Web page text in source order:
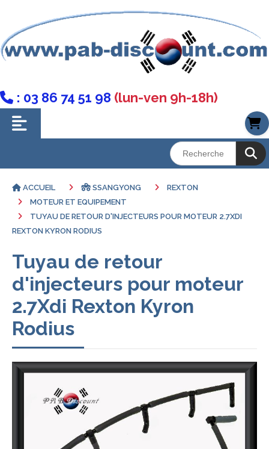
 : 03 86 74 51 98 (lun-ven 9h-18h)
ACCUEIL SSANGYONG
REXTON
MOTEUR ET EQUIPEMENT
TUYAU DE RETOUR D'INJECTEURS POUR MOTEUR 2.7XDI
REXTON KYRON RODIUS
Tuyau de retour
d'injecteurs pour moteur
2.7Xdi Rexton Kyron
Rodius